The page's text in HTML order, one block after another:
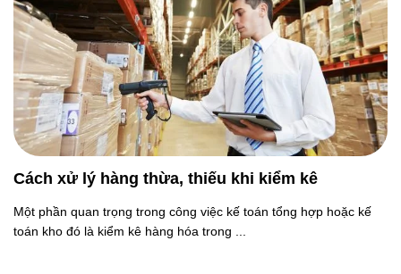
Cách xử lý hàng thừa, thiếu khi kiểm kê
Một phần quan trọng trong công việc kế toán tổng hợp hoặc kế
toán kho đó là kiểm kê hàng hóa trong ...